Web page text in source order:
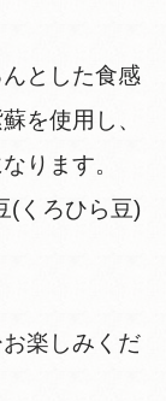
とした食感
を使用し、
ります。
(くろひら豆)
楽しみくだ